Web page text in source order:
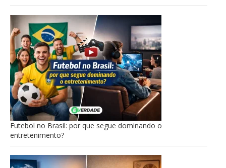
Futebol no Brasil: por que segue dominando o
entretenimento?